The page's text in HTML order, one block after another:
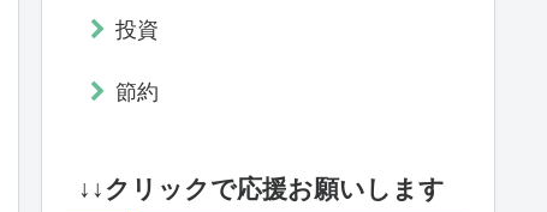
投資
節約
↓↓クリックで応援お願いします